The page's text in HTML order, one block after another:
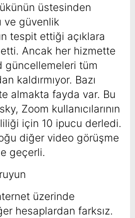
üstesinden
ve güvenlik
tespit ettiği açıklara
Ancak her hizmette
güncellemeleri tüm
kaldırmıyor. Bazı
almakta fayda var. Bu
Zoom kullanıcılarının
için 10 ipucu derledi.
diğer video görüşme
geçerli.
üzerinde
hesaplardan farksız.